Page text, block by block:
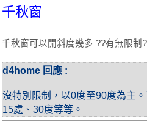
千秋窗
千秋窗可以開斜度幾多 ??有無限制
d4home 回應 :
沒特別限制，以0度至90度為主
15處、30度等等。